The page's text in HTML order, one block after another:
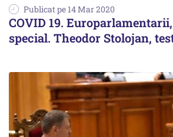
Publicat pe 14 Mar 2020
COVID 19.
special. Theodor Stolojan,